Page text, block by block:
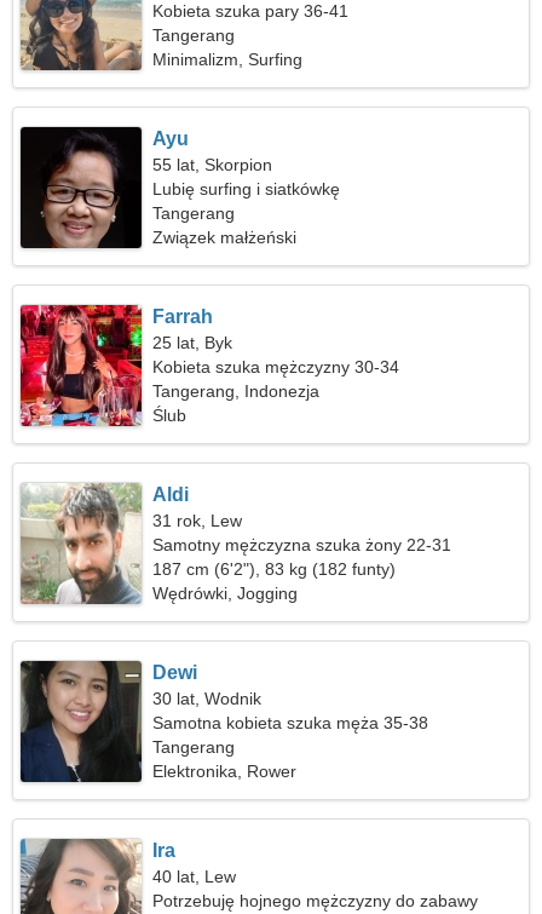
Kobieta szuka pary 36-41
Tangerang
Minimalizm, Surfing
Ayu
55 lat, Skorpion
Lubię surfing i siatkówkę
Tangerang
Związek małżeński
Farrah
25 lat, Byk
Kobieta szuka mężczyzny 30-34
Tangerang, Indonezja
Ślub
Aldi
31 rok, Lew
Samotny mężczyzna szuka żony 22-31
187 cm (6'2"), 83 kg (182 funty)
Wędrówki, Jogging
Dewi
30 lat, Wodnik
Samotna kobieta szuka męża 35-38
Tangerang
Elektronika, Rower
Ira
40 lat, Lew
Potrzebuję hojnego mężczyzny do zabawy